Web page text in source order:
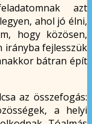
azt
ahol jó élni,
hogy közösen,
irányba fejlesszük
bátran épít
az összefogás:
a helyi